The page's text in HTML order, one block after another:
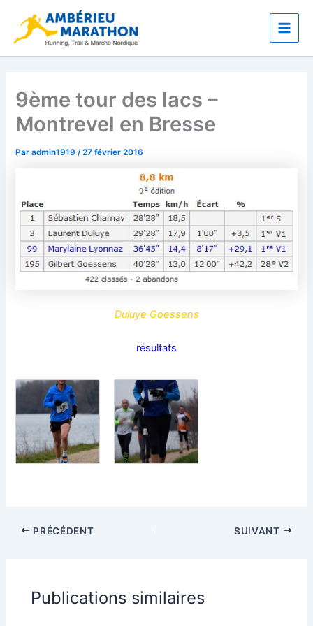
contenu
Main
9ème tour des lacs –
Montrevel en Bresse
Paradmin1919/27 février 2016
Duluye Goessens
résultats
PRÉCÉDENT SUIVANT
Publications similaires